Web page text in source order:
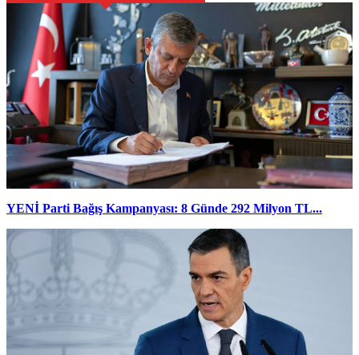
YENİ Parti Bağış Kampanyası: 8 Günde 292 Milyon TL...